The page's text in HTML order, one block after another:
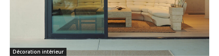
Décoration intérieur